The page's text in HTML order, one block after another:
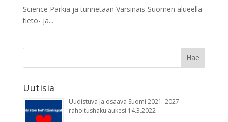
Science Parkia ja tunnetaan Varsinais-Suomen alueella
tieto- ja...
Uutisia
Uudistuva ja osaava Suomi 2021–2027
rahoitushaku aukesi 14.3.2022